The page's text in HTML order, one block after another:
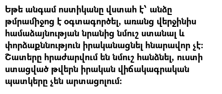
Եթե անգամ ոստիկանը վստահ է՝ անձը
թմրամիջոց է օգտագործել, առանց վերջինիս
համաձայնության նրանից նմուշ ստանալ և
փորձաքննություն իրականացնել հնարավոր չէ։
Շատերը հրաժարվում են նմուշ հանձնել, ուստի
ստացված թվերն իրական վիճակագրական
պատկերը չեն արտացոլում։